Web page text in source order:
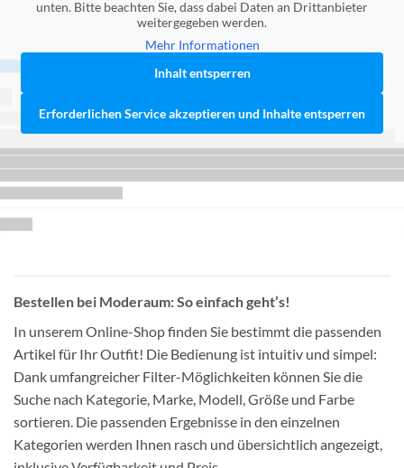
unten. Bitte beachten Sie, dass dabei Daten an Drittanbieter
weitergegeben werden.
Mehr Informationen
Inhalt entsperren
Erforderlichen Service akzeptieren und Inhalte entsperren
Bestellen bei Moderaum: So einfach geht’s!
In unserem Online-Shop finden Sie bestimmt die passenden
Artikel für Ihr Outfit! Die Bedienung ist intuitiv und simpel:
Dank umfangreicher Filter-Möglichkeiten können Sie die
Suche nach Kategorie, Marke, Modell, Größe und Farbe
sortieren. Die passenden Ergebnisse in den einzelnen
Kategorien werden Ihnen rasch und übersichtlich angezeigt,